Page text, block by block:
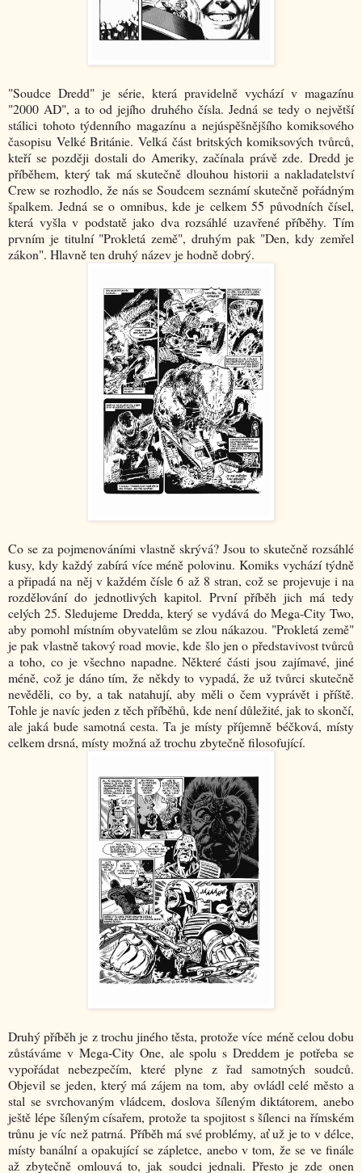
"Soudce Dredd" je série, která pravidelně vychází v magazínu
"2000 AD", a to od jejího druhého čísla. Jedná se tedy o největší
stálici tohoto týdenního magazínu a nejúspěšnějšího komiksového
časopisu Velké Británie. Velká část britských komiksových tvůrců,
kteří se později dostali do Ameriky, začínala právě zde. Dredd je
příběhem, který tak má skutečně dlouhou historii a nakladatelství
Crew se rozhodlo, že nás se Soudcem seznámí skutečně pořádným
špalkem. Jedná se o omnibus, kde je celkem 55 původních čísel,
která vyšla v podstatě jako dva rozsáhlé uzavřené příběhy. Tím
prvním je titulní "Prokletá země", druhým pak "Den, kdy zemřel
zákon". Hlavně ten druhý název je hodně dobrý.
Co se za pojmenováními vlastně skrývá? Jsou to skutečně rozsáhlé
kusy, kdy každý zabírá více méně polovinu. Komiks vychází týdně
a připadá na něj v každém čísle 6 až 8 stran, což se projevuje i na
rozdělování do jednotlivých kapitol. První příběh jich má tedy
celých 25. Sledujeme Dredda, který se vydává do Mega-City Two,
aby pomohl místním obyvatelům se zlou nákazou. "Prokletá země"
je pak vlastně takový road movie, kde šlo jen o představivost tvůrců
a toho, co je všechno napadne. Některé části jsou zajímavé, jiné
méně, což je dáno tím, že někdy to vypadá, že už tvůrci skutečně
nevěděli, co by, a tak natahují, aby měli o čem vyprávět i příště.
Tohle je navíc jeden z těch příběhů, kde není důležité, jak to skončí,
ale jaká bude samotná cesta. Ta je místy příjemně béčková, místy
celkem drsná, místy možná až trochu zbytečně filosofující.
Druhý příběh je z trochu jiného těsta, protože více méně celou dobu
zůstáváme v Mega-City One, ale spolu s Dreddem je potřeba se
vypořádat nebezpečím, které plyne z řad samotných soudců.
Objevil se jeden, který má zájem na tom, aby ovládl celé město a
stal se svrchovaným vládcem, doslova šíleným diktátorem, anebo
ještě lépe šíleným císařem, protože ta spojitost s šílenci na římském
trůnu je víc než patrná. Příběh má své problémy, ať už je to v délce,
místy banální a opakující se zápletce, anebo v tom, že se ve finále
až zbytečně omlouvá to, jak soudci jednali. Přesto je zde onen